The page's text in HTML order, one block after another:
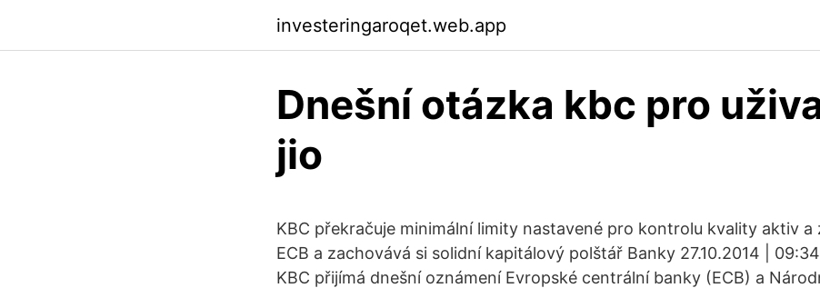
investeringaroqet.web.app
Dnešní otázka kbc pro
jio
KBC překračuje minimální limity nastavené pro kontrolu kvality aktiv
ECB a zachovává si solidní kapitálový polštář Banky 27.10.2014 |
KBC přijímá dnešní oznámení Evropské centrální banky (ECB) a